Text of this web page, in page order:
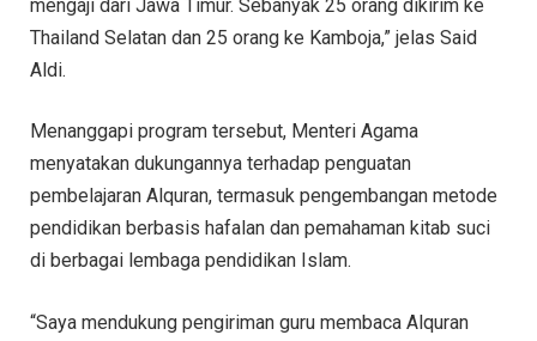
mengaji dari Jawa Timur. Sebanyak 25 orang dikirim ke
Thailand Selatan dan 25 orang ke Kamboja,” jelas Said
Aldi.
Menanggapi program tersebut, Menteri Agama
menyatakan dukungannya terhadap penguatan
pembelajaran Alquran, termasuk pengembangan metode
pendidikan berbasis hafalan dan pemahaman kitab suci
di berbagai lembaga pendidikan Islam.
“Saya mendukung pengiriman guru membaca Alquran